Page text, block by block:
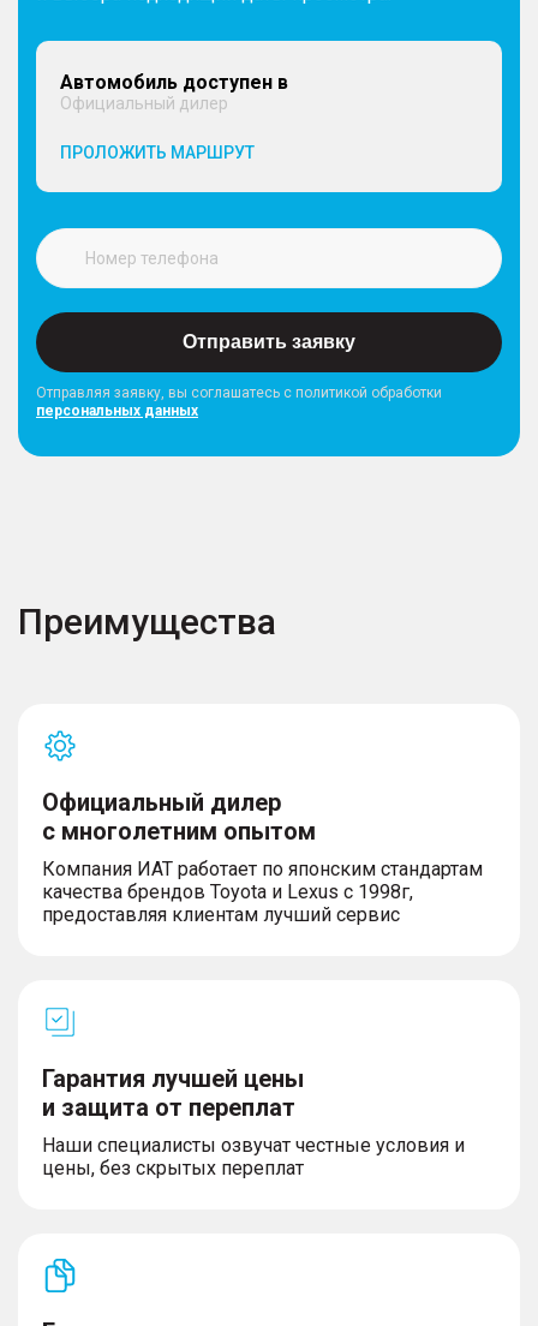
Автомобиль доступен в
Официальный дилер
ПРОЛОЖИТЬ МАРШРУТ
Отправить заявку
Отправляя заявку, вы соглашатесь с политикой обработки
персональных данных
Преимущества
Официальный дилер
с многолетним опытом
Компания ИАТ работает по японским стандартам
качества брендов Toyota и Lexus с 1998г,
предоставляя клиентам лучший сервис
Гарантия лучшей цены
и защита от переплат
Наши специалисты озвучат честные условия и
цены, без скрытых переплат